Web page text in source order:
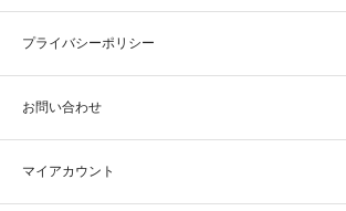
プライバシーポリシー
お問い合わせ
マイアカウント